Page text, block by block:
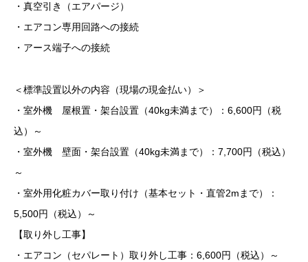
・真空引き（エアパージ）
・エアコン専用回路への接続
・アース端子への接続
＜標準設置以外の内容（現場の現金払い）＞
・室外機 屋根置・架台設置（40kg未満まで）：6,600円（税
込）～
・室外機 壁面・架台設置（40kg未満まで）：7,700円（税込）
～
・室外用化粧カバー取り付け（基本セット・直管2mまで）：
5,500円（税込）～
【取り外し工事】
・エアコン（セパレート）取り外し工事：6,600円（税込）～